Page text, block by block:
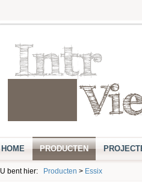
HOME PRODUCTEN
U bent hier: Producten > Essix